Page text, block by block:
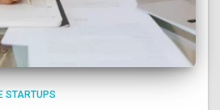
STARTUPS